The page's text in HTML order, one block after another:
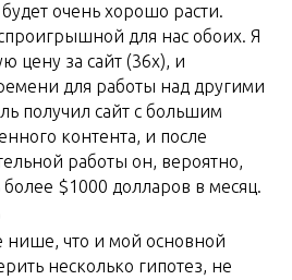
очень хорошо расти.
для нас обоих. Я
цену за сайт (36x), и
для работы над другими
получил сайт с большим
контента, и после
работы он, вероятно,
$1000 долларов в месяц.
нише, что и мой основной
несколько гипотез, не